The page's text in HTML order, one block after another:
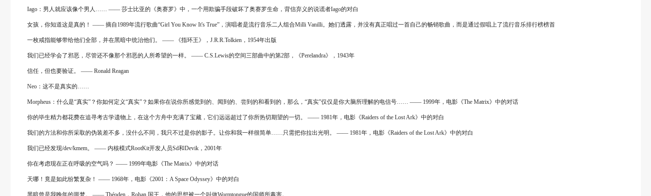
Iago：男人就应该像个男人…… ―― 莎士比亚的《奥赛罗》中，一个用欺骗手段破坏了奥赛罗生命，背信弃义的说谎者Iago的对白
女孩，你知道这是真的！ ―― 摘自1989年流行歌曲“Girl You Know It's True”，演唱者是流行音乐二人组合Milli Vanilli。她们透露，并没有真正唱过一首自己的畅销歌曲，而是通过假唱上了流行音乐排行榜榜首
一枚戒指能够带给他们全部，并在黑暗中统治他们。 ―― 《指环王》，J.R.R.Tolkien，1954年出版
我们已经学会了邪恶，尽管还不像那个邪恶的人所希望的一样。 ―― C.S.Lewis的空间三部曲中的第2部，《Perelandra》，1943年
信任，但也要验证。 ―― Ronald Reagan
Neo：这不是真实的……
Morpheus：什么是“真实”？你如何定义“真实”？如果你在说你所感觉到的、闻到的、尝到的和看到的，那么，“真实”仅仅是你大脑所理解的电信号…… ―― 1999年，电影《The Matrix》中的对话
你的毕生精力都花费在追寻考古学遗物上，在这个方舟中充满了宝藏，它们远远超过了你所热切期望的一切。 ―― 1981年，电影《Raiders of the Lost Ark》中的对白
我们的方法和你所采取的伪装差不多，没什么不同，我只不过是你的影子。让你和我一样很简单……只需把你拉出光明。 ―― 1981年，电影《Raiders of the Lost Ark》中的对白
我们已经发现/dev/kmem。 ―― 内核模式RootKit开发人员Sd和Devik，2001年
你在考虑现在正在呼吸的空气吗？ ―― 1999年电影《The Matrix》中的对话
天哪！竟是如此纷繁复杂！ ―― 1968年，电影《2001：A Space Odyssey》中的对白
黑暗曾是我晚年的噩梦。 ―― Théoden，Rohan 国王，他的思想被一个叫做Wormtongue的国师所毒害。